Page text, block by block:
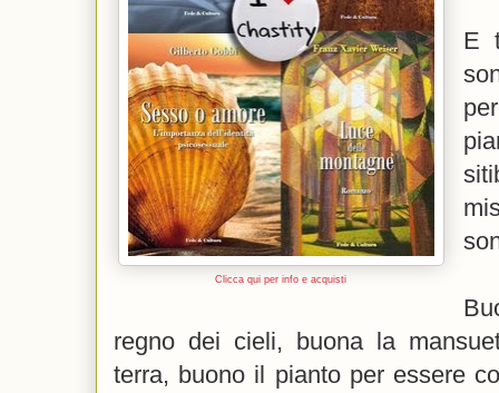
Clicca qui per info e acquisti
E
regno dei cieli, buona la
terra, buono il pianto per essere